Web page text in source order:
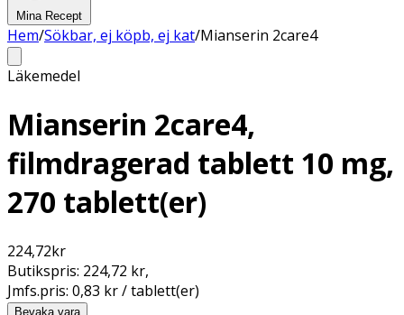
Mina Recept
Hem/Sökbar, ej köpb, ej kat/Mianserin 2care4
Läkemedel
Mianserin 2care4,
filmdragerad tablett 10 mg,
270 tablett(er)
224,72kr
Butikspris: 224,72 kr,
Jmfs.pris: 0,83 kr / tablett(er)
Bevaka vara